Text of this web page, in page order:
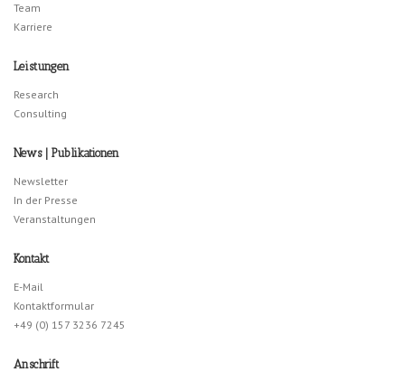
Team
Karriere
Leistungen
Research
Consulting
News | Publikationen
Newsletter
In der Presse
Veranstaltungen
Kontakt
E-Mail
Kontaktformular
+49 (0) 157 3236 7245
Anschrift